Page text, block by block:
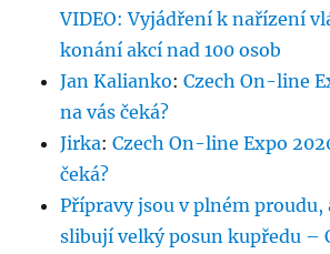
VIDEO: Vyjádření k nařízení
konání akcí nad 100 osob
Jan Kalianko:Czech On-line
na vás čeká?
Jirka:Czech On-line Expo
čeká?
Přípravy jsou v plném proudu,
slibují velký posun kupředu –